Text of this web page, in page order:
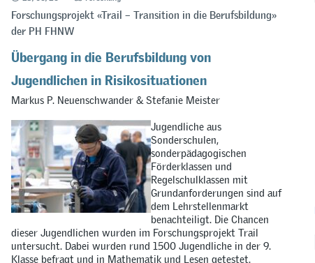
Forschungsprojekt «Trail – Transition in die Berufsbildung»
der PH FHNW
Übergang in die Berufsbildung von
Jugendlichen in Risikosituationen
Markus P. Neuenschwander & Stefanie Meister
Jugendliche aus
Sonderschulen,
sonderpädagogischen
Förderklassen und
Regelschulklassen mit
Grundanforderungen sind auf
dem Lehrstellenmarkt
benachteiligt. Die Chancen
dieser Jugendlichen wurden im Forschungsprojekt Trail
untersucht. Dabei wurden rund 1500 Jugendliche in der 9.
Klasse befragt und in Mathematik und Lesen getestet.